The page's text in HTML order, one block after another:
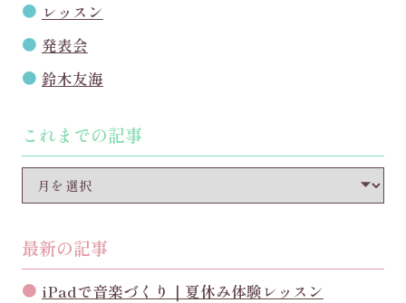
レッスン
発表会
鈴木友海
これまでの記事
最新の記事
iPadで音楽づくり｜夏休み体験レッスン